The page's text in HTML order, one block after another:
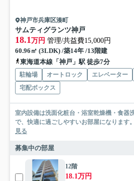
神戸市兵庫区湊町
サムティグランツ神戸
18.1万円 管理/共益費15,000円
60.96㎡ (3LDK) /築14年 /13階建
東海道本線「神戸」駅 徒歩7分
駐輪場 オートロック エレベーター
宅配ボックス
室内設備は洗面化粧台・浴室乾燥機・食器
で、快適に過ごしやすいお部屋になります
見る
募集中の部屋
12階
18.1万円